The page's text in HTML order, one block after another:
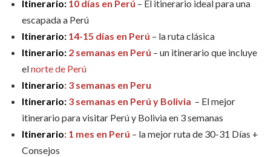
Itinerario: 10 días en Perú – El itinerario ideal para una
escapada a Perú
Itinerario: 14-15 días en Perú – la ruta clásica
Itinerario: 2 semanas en Perú – un itinerario que incluye
elnorte de Perú
Itinerario: 3 semanas en Peru
Itinerario: 3 semanas en Perú y Bolivia – El mejor
itinerario para visitar Perú y Bolivia en 3 semanas
Itinerario: 1 mes en Perú – la mejor ruta de 30-31 Días +
Consejos